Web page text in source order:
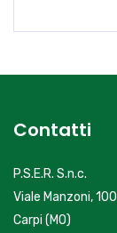
Contatti
P.S.E.R. S.n.c.
Viale Manzoni, 100
Carpi (MO)